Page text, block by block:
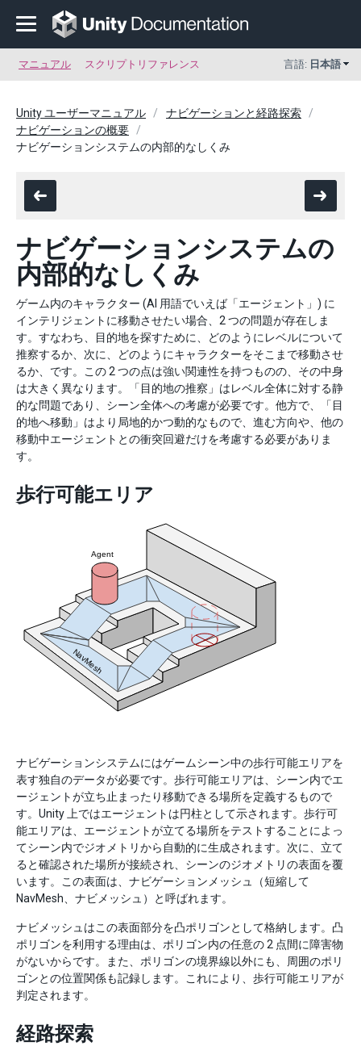
マニュアル スクリプトリファレンス 言語: 日本語
Unity ユーザーマニュアル
ナビゲーションと経路探索
ナビゲーションの概要
ナビゲーションシステムの内部的なしくみ
ナビゲーションシステムの
内部的なしくみ
ゲーム内のキャラクター (AI 用語でいえば「エージェント」) に
インテリジェントに移動させたい場合、2 つの問題が存在しま
す。すなわち、目的地を探すために、どのようにレベルについて
推察するか、次に、どのようにキャラクターをそこまで移動させ
るか、です。この 2 つの点は強い関連性を持つものの、その中身
は大きく異なります。「目的地の推察」はレベル全体に対する静
的な問題であり、シーン全体への考慮が必要です。他方で、「目
的地へ移動」はより局地的かつ動的なもので、進む方向や、他の
移動中エージェントとの衝突回避だけを考慮する必要がありま
す。
歩行可能エリア
ナビゲーションシステムにはゲームシーン中の歩行可能エリアを
表す独自のデータが必要です。歩行可能エリアは、シーン内でエ
ージェントが立ち止まったり移動できる場所を定義するもので
す。Unity 上ではエージェントは円柱として示されます。歩行可
能エリアは、エージェントが立てる場所をテストすることによっ
てシーン内でジオメトリから自動的に生成されます。次に、立て
ると確認された場所が接続され、シーンのジオメトリの表面を覆
います。この表面は、ナビゲーションメッシュ（短縮して
NavMesh、ナビメッシュ）と呼ばれます。
ナビメッシュはこの表面部分を凸ポリゴンとして格納します。凸
ポリゴンを利用する理由は、ポリゴン内の任意の 2 点間に障害物
がないからです。また、ポリゴンの境界線以外にも、周囲のポリ
ゴンとの位置関係も記録します。これにより、歩行可能エリアが
判定されます。
経路探索